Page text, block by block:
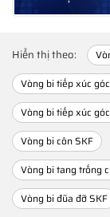
Hiển thị theo:
Vòng bi tiếp xúc
Vòng bi tiếp xúc
Vòng bi côn SKF
Vòng bi tang trống
Vòng bi đũa đỡ SKF